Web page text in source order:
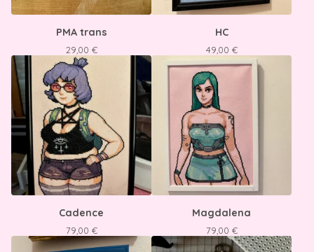
PMA trans
29,00 €
HC
49,00 €
Cadence
79,00 €
Magdalena
79,00 €